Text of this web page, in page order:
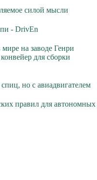
силой мысли
- DrivEn
на заводе Генри
для сборки
но с авиадвигателем
правил для автономных